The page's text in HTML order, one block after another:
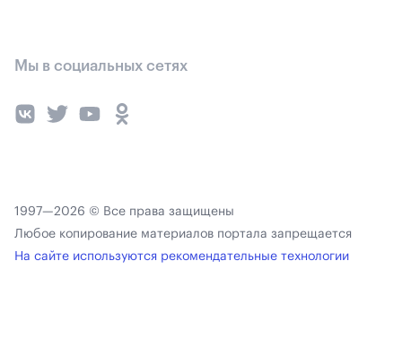
Мы в социальных сетях
1997—2026 © Все права защищены
Любое копирование материалов портала запрещается
На сайте используются рекомендательные технологии